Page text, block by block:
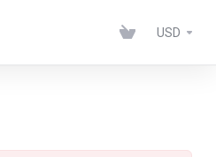
USD